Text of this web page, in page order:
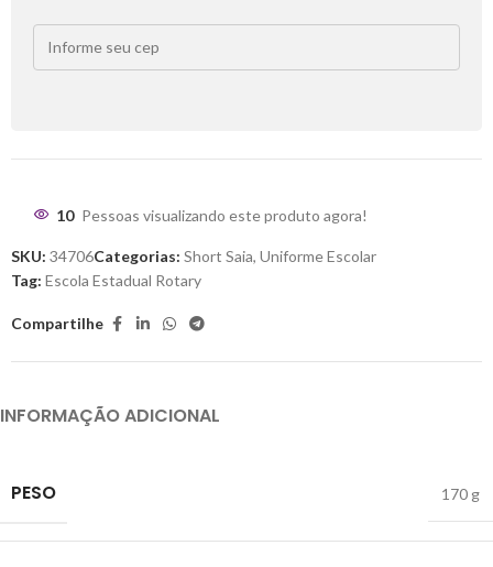
10 Pessoas visualizando este produto agora!
SKU: 34706Categorias: Short Saia, Uniforme Escolar
Tag: Escola Estadual Rotary
Compartilhe
INFORMAÇÃO ADICIONAL
PESO 170 g